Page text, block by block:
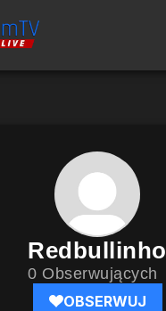
Redbullinho
0 Obserwujących
OBSERWUJ